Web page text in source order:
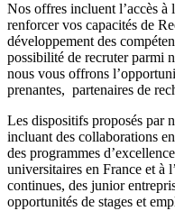
Nos offres incluent l’accès à
renforcer vos capacités de
développement des
possibilité de recruter parmi
nous vous offrons
prenantes, partenaires de
Les dispositifs proposés par
incluant des collaborations
des programmes
universitaires en France et à
continues, des junior
opportunités de stages et